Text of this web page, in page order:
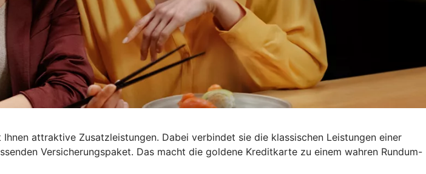
attraktive Zusatzleistungen. Dabei verbindet sie die klassischen Leistungen einer
Versicherungspaket. Das macht die goldene Kreditkarte zu einem wahren Rundum-